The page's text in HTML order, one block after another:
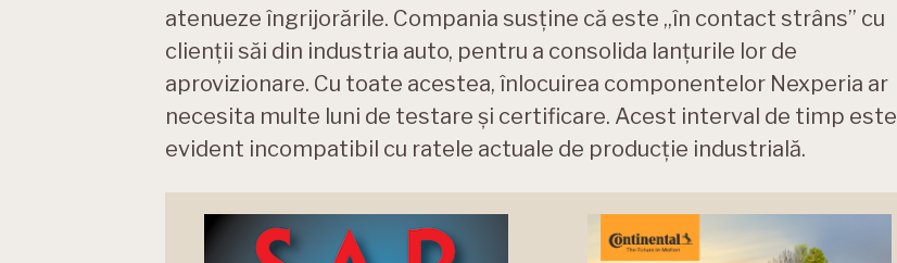
atenueze îngrijorările. Compania susține că este „în contact strâns” cu
clienții săi din industria auto, pentru a consolida lanțurile lor de
aprovizionare. Cu toate acestea, înlocuirea componentelor Nexperia ar
necesita multe luni de testare și certificare. Acest interval de timp este
evident incompatibil cu ratele actuale de producție industrială.